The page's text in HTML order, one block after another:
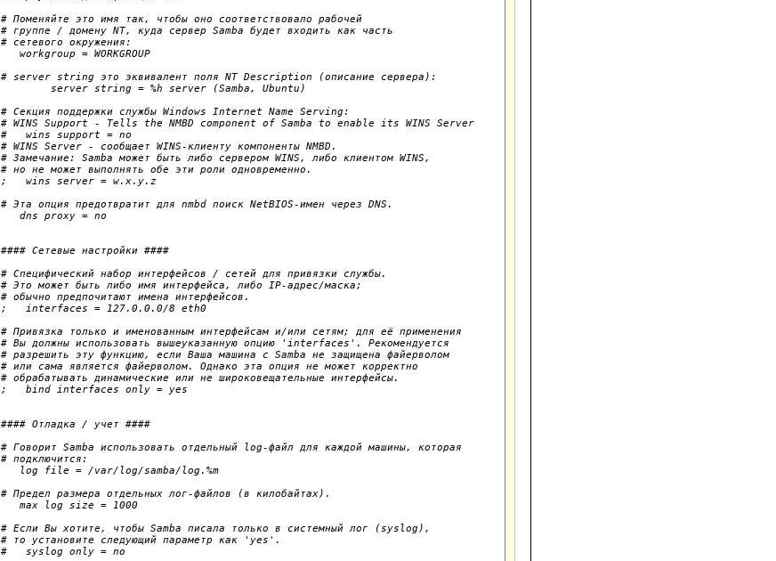
# Поменяйте это имя так, чтобы оно соответствовало рабочей
# группе / домену NT, куда сервер Samba будет входить как часть
# сетевого окружения:
# server string это эквивалент поля NT Description (описание сервера):
# Секция поддержки службы Windows Internet Name Serving:
# WINS Support - Tells the NMBD component of Samba to enable its WINS Server
#   wins support = no
# WINS Server - сообщает WINS-клиенту компоненты NMBD.
# Замечание: Samba может быть либо сервером WINS, либо клиентом WINS,
# но не может выполнять обе эти роли одновременно.
# Эта опция предотвратит для nmbd поиск NetBIOS-имен через DNS.
# Специфический набор интерфейсов / сетей для привязки службы.
# Это может быть либо имя интерфейса, либо IP-адрес/маска;
# обычно предпочитают имена интерфейсов.
# Привязка только и именованным интерфейсам и/или сетям; для её применения
# Вы должны использовать вышеуказанную опцию 'interfaces'. Рекомендуется
# разрешить эту функцию, если Ваша машина с Samba не защищена файерволом
# или сама является файерволом. Однако эта опция не может корректно
# обрабатывать динамические или не широковещательные интерфейсы.
# Говорит Samba использовать отдельный log-файл для каждой машины, которая
# подключится:
# Предел размера отдельных лог-файлов (в килобайтах).
# Если Вы хотите, чтобы Samba писала только в системный лог (syslog),
# то установите следующий параметр как 'yes'.